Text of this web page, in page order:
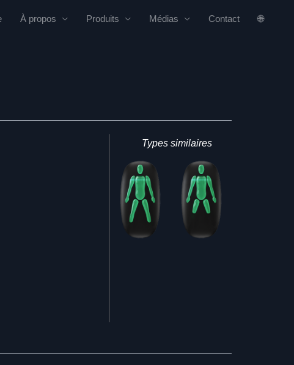
À propos Produits Médias Contact 🌐
Types similaires